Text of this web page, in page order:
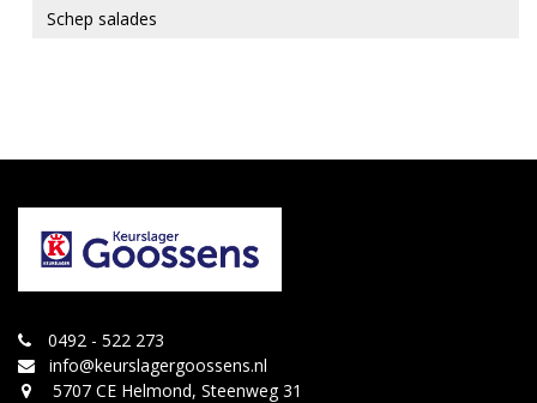
Schep salades
0492 - 522 273
info@keurslagergoossens.nl
5707 CE Helmond, Steenweg 31